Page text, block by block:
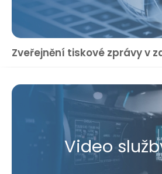
Zveřejnění tiskové zprávy v
Video